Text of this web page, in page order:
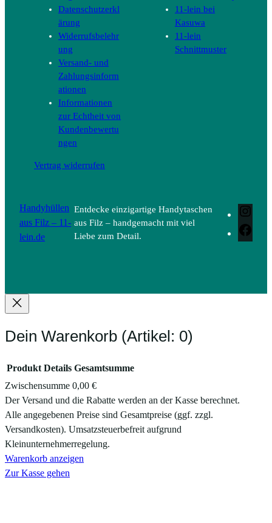
Datenschutzerkl
ärung
Widerrufsbelehr
ung
Versand- und
Zahlungsinform
ationen
Informationen
zur Echtheit von
Kundenbewertu
ngen
Vertrag widerrufen
11-lein bei
Kasuwa
11-lein
Schnittmuster
Handyhüllen
aus Filz – 11-
lein.de
Entdecke einzigartige Handytaschen
aus Filz – handgemacht mit viel
Liebe zum Detail.
Dein Warenkorb (Artikel: 0)
Produkte
im
Warenkorb
Produkt Details Gesamtsumme
Zwischensumme 0,00 €
Der Versand und die Rabatte werden an der Kasse berechnet.
Alle angegebenen Preise sind Gesamtpreise (ggf. zzgl.
Versandkosten). Umsatzsteuerbefreit aufgrund
Kleinunternehmerregelung.
Warenkorb anzeigen
Zur Kasse gehen